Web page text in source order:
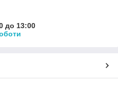
до 13:00